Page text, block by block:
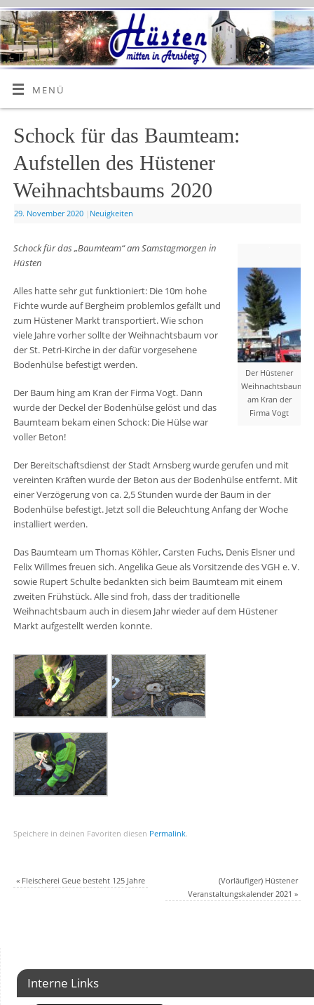
MENÜ
Schock für das Baumteam:
Aufstellen des Hüstener
Weihnachtsbaums 2020
29. November 2020 Neuigkeiten
Der Hüstener
Weihnachtsbaum
am Kran der
Firma Vogt
Schock für das „Baumteam“ am Samstagmorgen in
Hüsten
Alles hatte sehr gut funktioniert: Die 10m hohe
Fichte wurde auf Bergheim problemlos gefällt und
zum Hüstener Markt transportiert. Wie schon
viele Jahre vorher sollte der Weihnachtsbaum vor
der St. Petri-Kirche in der dafür vorgesehene
Bodenhülse befestigt werden.
Der Baum hing am Kran der Firma Vogt. Dann
wurde der Deckel der Bodenhülse gelöst und das
Baumteam bekam einen Schock: Die Hülse war
voller Beton!
Der Bereitschaftsdienst der Stadt Arnsberg wurde gerufen und mit
vereinten Kräften wurde der Beton aus der Bodenhülse entfernt. Mit
einer Verzögerung von ca. 2,5 Stunden wurde der Baum in der
Bodenhülse befestigt. Jetzt soll die Beleuchtung Anfang der Woche
installiert werden.
Das Baumteam um Thomas Köhler, Carsten Fuchs, Denis Elsner und
Felix Willmes freuen sich. Angelika Geue als Vorsitzende des VGH e. V.
sowie Rupert Schulte bedankten sich beim Baumteam mit einem
zweiten Frühstück. Alle sind froh, dass der traditionelle
Weihnachtsbaum auch in diesem Jahr wieder auf dem Hüstener
Markt aufgestellt werden konnte.
Speichere in deinen Favoriten diesen Permalink.
«Fleischerei Geue besteht 125 Jahre
(Vorläufiger) Hüstener
Veranstaltungskalender 2021»
Interne Links